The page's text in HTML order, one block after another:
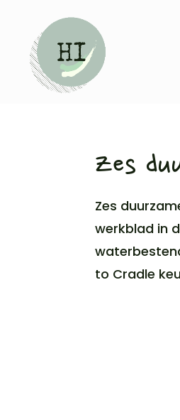
Zes
Zes
werkblad in
to Cradle